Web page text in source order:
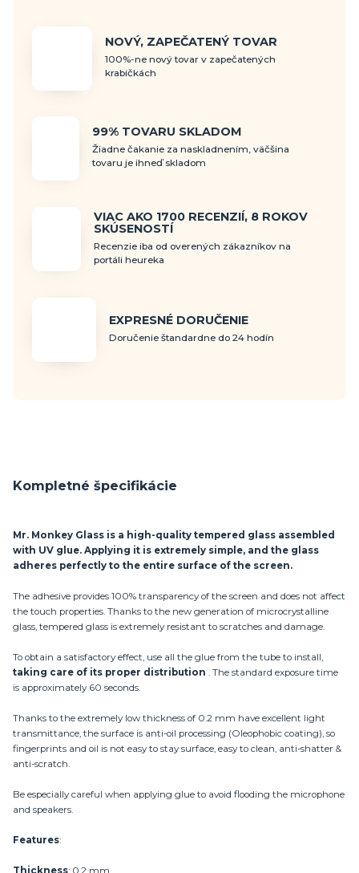
NOVÝ, ZAPEČATENÝ TOVAR
100%-ne nový tovar v zapečatených
krabičkách
99% TOVARU SKLADOM
Žiadne čakanie za naskladnením, väčšina
tovaru je ihneď skladom
VIAC AKO 1700 RECENZIÍ, 8 ROKOV
SKÚSENOSTÍ
Recenzie iba od overených zákazníkov na
portáli heureka
EXPRESNÉ DORUČENIE
Doručenie štandardne do 24 hodín
Kompletné špecifikácie
Mr. Monkey Glass is a high-quality tempered glass assembled
with UV glue. Applying it is extremely simple, and the glass
adheres perfectly to the entire surface of the screen.
The adhesive provides 100% transparency of the screen and does not affect
the touch properties. Thanks to the new generation of microcrystalline
glass, tempered glass is extremely resistant to scratches and damage.
To obtain a satisfactory effect, use all the glue from the tube to install,
taking care of its proper distribution . The standard exposure time
is approximately 60 seconds.
Thanks to the extremely low thickness of 0.2 mm have excellent light
transmittance, the surface is anti-oil processing (Oleophobic coating), so
fingerprints and oil is not easy to stay surface, easy to clean, anti-shatter &
anti-scratch.
Be especially careful when applying glue to avoid flooding the microphone
and speakers.
Features:
Thickness: 0.2 mm